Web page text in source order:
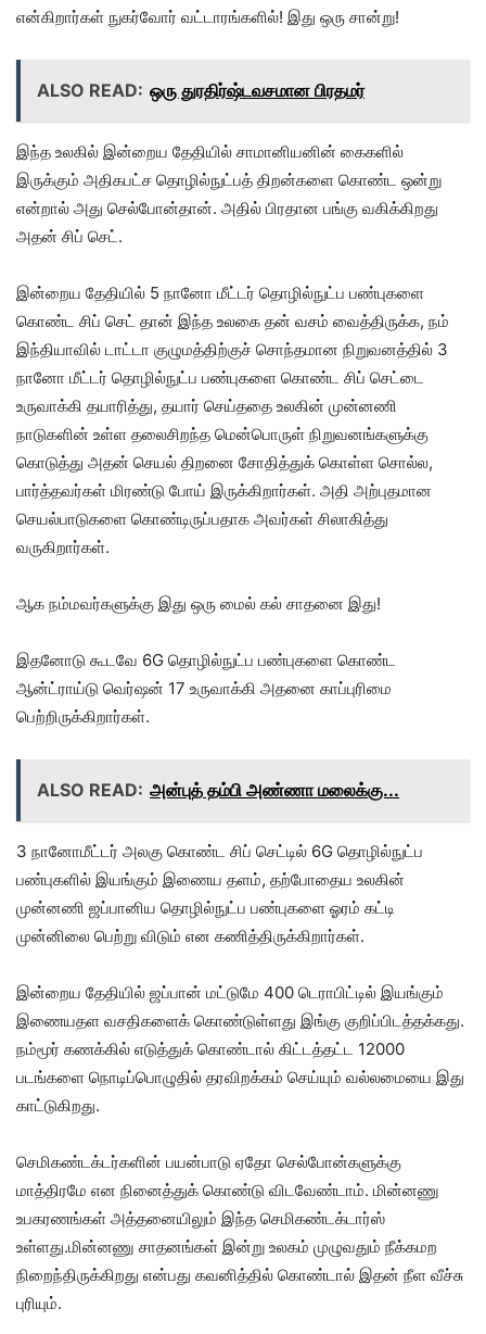
என்கிறார்கள் நுகர்வோர் வட்டாரங்களில்! இது ஒரு சான்று!
ALSO READ: ஒரு துரதிர்ஷ்டவசமான பிரதமர்
இந்த உலகில் இன்றைய தேதியில் சாமானியனின் கைகளில்
இருக்கும் அதிகபட்ச தொழில்நுட்பத் திறன்களை கொண்ட ஒன்று
என்றால் அது செல்போன்தான். அதில் பிரதான பங்கு வகிக்கிறது
அதன் சிப் செட்.
இன்றைய தேதியில் 5 நானோ மீட்டர் தொழில்நுட்ப பண்புகளை
கொண்ட சிப் செட் தான் இந்த உலகை தன் வசம் வைத்திருக்க, நம்
இந்தியாவில் டாட்டா குழுமத்திற்குச் சொந்தமான நிறுவனத்தில் 3
நானோ மீட்டர் தொழில்நுட்ப பண்புகளை கொண்ட சிப் செட்டை
உருவாக்கி தயாரித்து, தயார் செய்ததை உலகின் முன்னணி
நாடுகளின் உள்ள தலைசிறந்த மென்பொருள் நிறுவனங்களுக்கு
கொடுத்து அதன் செயல் திறனை சோதித்துக் கொள்ள சொல்ல,
பார்த்தவர்கள் மிரண்டு போய் இருக்கிறார்கள். அதி அற்புதமான
செயல்பாடுகளை கொண்டிருப்பதாக அவர்கள் சிலாகித்து
வருகிறார்கள்.
ஆக நம்மவர்களுக்கு இது ஒரு மைல் கல் சாதனை இது!
இதனோடு கூடவே 6G தொழில்நுட்ப பண்புகளை கொண்ட
ஆன்ட்ராய்டு வெர்ஷன் 17 உருவாக்கி அதனை காப்புரிமை
பெற்றிருக்கிறார்கள்.
ALSO READ: அன்புத் தம்பி அண்ணா மலைக்கு...
3 நானோமீட்டர் அலகு கொண்ட சிப் செட்டில் 6G தொழில்நுட்ப
பண்புகளில் இயங்கும் இணைய தளம், தற்போதைய உலகின்
முன்னணி ஜப்பானிய தொழில்நுட்ப பண்புகளை ஓரம் கட்டி
முன்னிலை பெற்று விடும் என கணித்திருக்கிறார்கள்.
இன்றைய தேதியில் ஜப்பான் மட்டுமே 400 டெராபிட்டில் இயங்கும்
இணையதள வசதிகளைக் கொண்டுள்ளது இங்கு குறிப்பிடத்தக்கது.
நம்மூர் கணக்கில் எடுத்துக் கொண்டால் கிட்டத்தட்ட 12000
படங்களை நொடிப்பொழுதில் தரவிறக்கம் செய்யும் வல்லமையை இது
காட்டுகிறது.
செமிகண்டக்டர்களின் பயன்பாடு ஏதோ செல்போன்களுக்கு
மாத்திரமே என நினைத்துக் கொண்டு விடவேண்டாம். மின்னணு
உபகரணங்கள் அத்தனையிலும் இந்த செமிகண்டக்டார்ஸ்
உள்ளது.மின்னணு சாதனங்கள் இன்று உலகம் முழுவதும் நீக்கமற
நிறைந்திருக்கிறது என்பது கவனித்தில் கொண்டால் இதன் நீள வீச்சு
புரியும்.